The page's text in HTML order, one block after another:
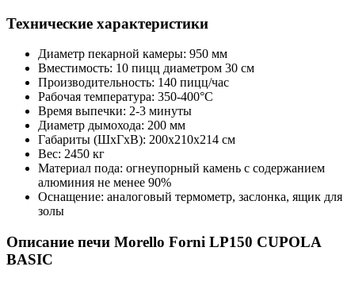
Технические характеристики
Диаметр пекарной камеры: 950 мм
Вместимость: 10 пицц диаметром 30 см
Производительность: 140 пицц/час
Рабочая температура: 350-400°C
Время выпечки: 2-3 минуты
Диаметр дымохода: 200 мм
Габариты (ШxГxВ): 200x210x214 см
Вес: 2450 кг
Материал пода: огнеупорный камень с содержанием
алюминия не менее 90%
Оснащение: аналоговый термометр, заслонка, ящик для
золы
Описание печи Morello Forni LP150 CUPOLA
BASIC